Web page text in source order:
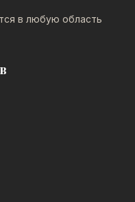
в любую область